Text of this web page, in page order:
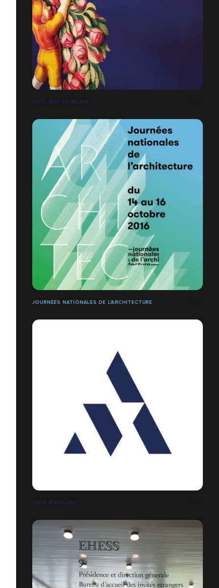
NOËL AUX GOBELINS
JOURNÉES NATIONALES DE L'ARCHITECTURE
VILLE D’ANTONY